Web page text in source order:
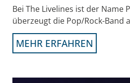
Bei The Livelines ist der Name
überzeugt die Pop/Rock-Band
MEHR ERFAHREN